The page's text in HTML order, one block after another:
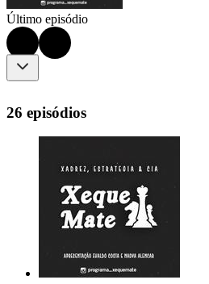
Último episódio
26 episódios